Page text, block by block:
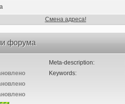
Смена адреса!
форума
Meta-description:
Keywords: